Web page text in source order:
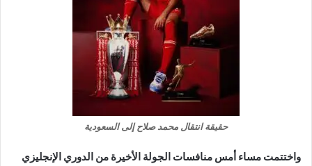
حقيقة انتقال محمد صلاح إلى السعودية
واختتمت مساء أمس منافسات الجولة الأخيرة من الدوري الإنجليزي